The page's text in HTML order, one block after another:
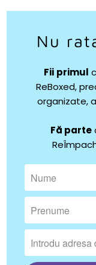
Nu
Fii primul
ReBoxed,
organizate,
Fă parte